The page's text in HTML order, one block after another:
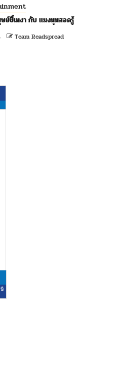
ย์ขี้เหงา กับ แมงมุมสอดรู้
Team Readspread